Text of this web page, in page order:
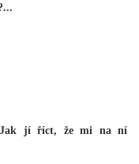
Jak jí říct, že mi na ní